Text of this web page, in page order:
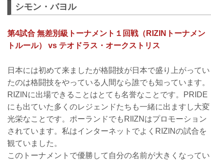
シモン・バヨル
第4試合 無差別級トーナメント１回戦（RIZINトーナメン
トルール） vs テオドラス・オークストリス
日本には初めて来ましたが格闘技が日本で盛り上がってい
たのは格闘技をやっている人間なら誰でも知っています。
RIZINに出場できることはとても名誉なことです。PRIDE
にも出ていた多くのレジェンドたちも一緒に出ますし大変
光栄なことです。ポーランドでもRIIZNはプロモーション
されています。私はインターネットでよくRIZINの試合を
観ていました。
このトーナメントで優勝して自分の名前が大きくなってい